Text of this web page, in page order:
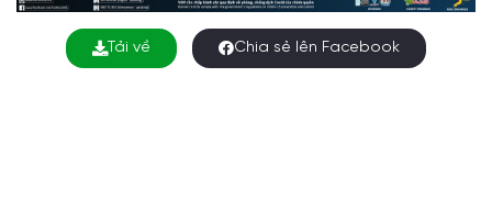
Tải về Chia sẻ lên Facebook